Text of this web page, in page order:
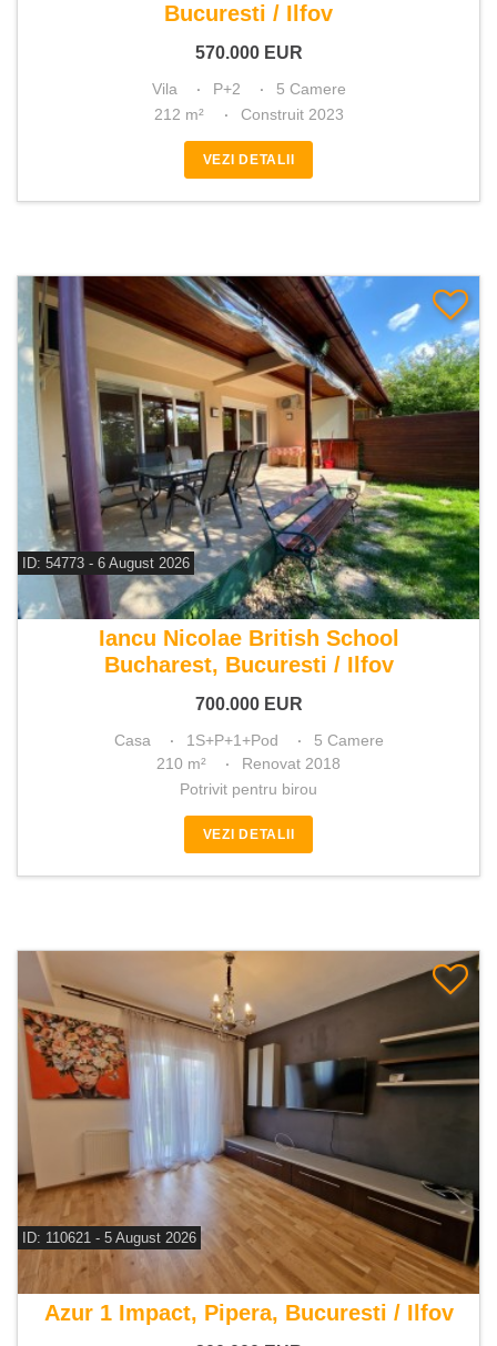
Bucuresti / Ilfov
570.000 EUR
Vila P+2
5 Camere
212 m²
Construit 2023
VEZI DETALII
ID: 54773 - 6 August 2026
De vanzare casa 5 camere
Iancu Nicolae British School
Bucharest, Bucuresti / Ilfov
700.000 EUR
Casa 1S+P+1+Pod
5 Camere
210 m²
Renovat 2018
Potrivit pentru birou
VEZI DETALII
ID: 110621 - 5 August 2026
De vanzare casa 4 camere
Azur 1 Impact, Pipera, Bucuresti / Ilfov